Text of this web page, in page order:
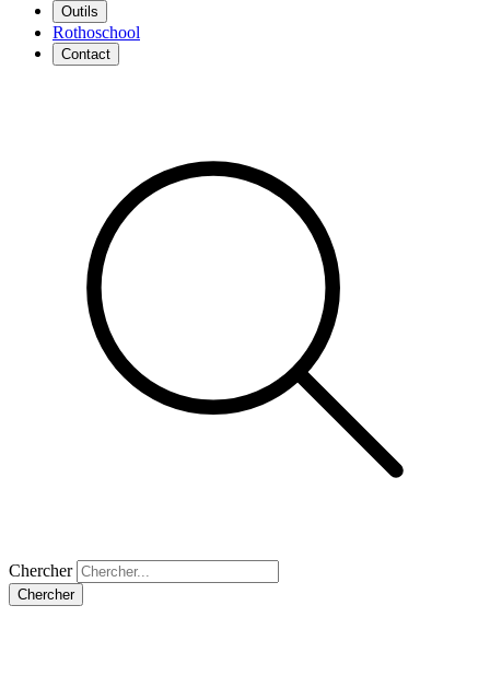
Outils
Rothoschool
Contact
Chercher
Chercher